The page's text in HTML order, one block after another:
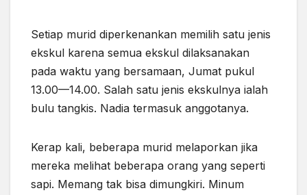
Setiap murid diperkenankan memilih satu jenis
ekskul karena semua ekskul dilaksanakan
pada waktu yang bersamaan, Jumat pukul
13.00—14.00. Salah satu jenis ekskulnya ialah
bulu tangkis. Nadia termasuk anggotanya.
Kerap kali, beberapa murid melaporkan jika
mereka melihat beberapa orang yang seperti
sapi. Memang tak bisa dimungkiri. Minum